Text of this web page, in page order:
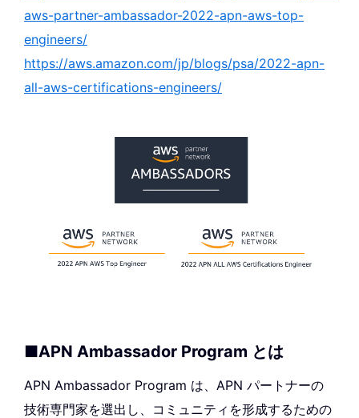
aws-partner-ambassador-2022-apn-aws-top-
engineers/
https://aws.amazon.com/jp/blogs/psa/2022-apn-
all-aws-certifications-engineers/
■APN Ambassador Program とは
APN Ambassador Program は、APN パートナーの
技術専門家を選出し、コミュニティを形成するための